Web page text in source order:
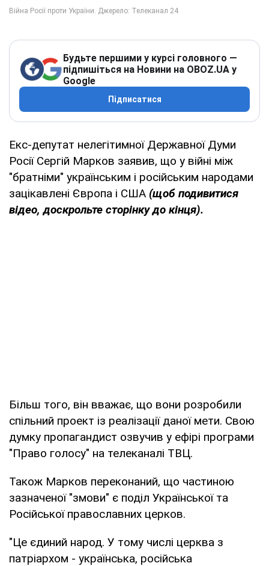
Будьте першими у курсі головного —
підпишіться на Новини на OBOZ.UA у
Google
Підписатися
Екс-депутат нелегітимної Державної Думи
Росії Сергій Марков заявив, що у війні між
"братніми" українським і російським народами
зацікавлені Європа і США (щоб подивитися
відео, доскрольте сторінку до кінця).
Більш того, він вважає, що вони розробили
спільний проект із реалізації даної мети. Свою
думку пропагандист озвучив у ефірі програми
"Право голосу" на телеканалі ТВЦ.
Також Марков переконаний, що частиною
зазначеної "змови" є поділ Української та
Російської православних церков.
"Це єдиний народ. У тому числі церква з
патріархом - українська, російська